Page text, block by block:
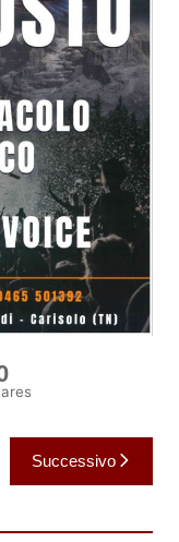
Successivo